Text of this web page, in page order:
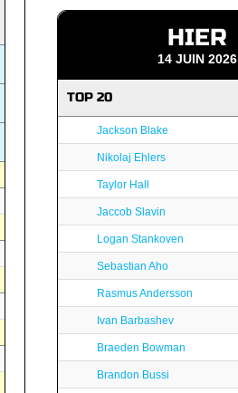
HIER
14 JUIN 2026
TOP 20
Jackson Blake
Nikolaj Ehlers
Taylor Hall
Jaccob Slavin
Logan Stankoven
Sebastian Aho
Rasmus Andersson
Ivan Barbashev
Braeden Bowman
Brandon Bussi